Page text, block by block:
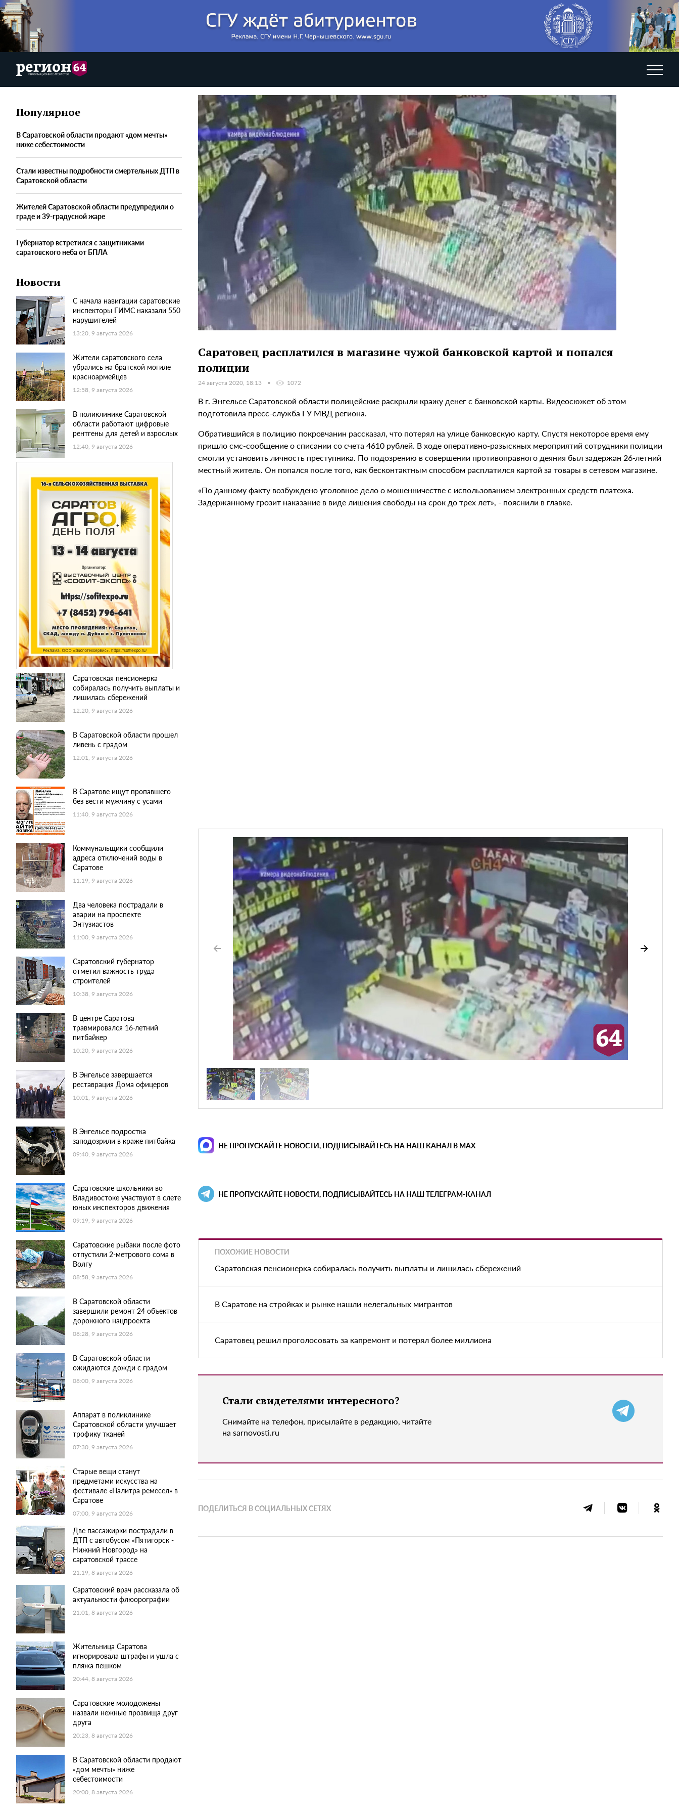
Популярное
В Саратовской области продают «дом мечты»
ниже себестоимости
Стали известны подробности смертельных ДТП в
Саратовской области
Жителей Саратовской области предупредили о
граде и 39-градусной жаре
Губернатор встретился с защитниками
саратовского неба от БПЛА
Новости
С начала навигации саратовские
инспекторы ГИМС наказали 550
нарушителей
13:20, 9 августа 2026
Жители саратовского села
убрались на братской могиле
красноармейцев
12:58, 9 августа 2026
В поликлинике Саратовской
области работают цифровые
рентгены для детей и взрослых
12:40, 9 августа 2026
Саратовская пенсионерка
собиралась получить выплаты и
лишилась сбережений
12:20, 9 августа 2026
В Саратовской области прошел
ливень с градом
12:01, 9 августа 2026
В Саратове ищут пропавшего
без вести мужчину с усами
11:40, 9 августа 2026
Коммунальщики сообщили
адреса отключений воды в
Саратове
11:19, 9 августа 2026
Два человека пострадали в
аварии на проспекте
Энтузиастов
11:00, 9 августа 2026
Саратовский губернатор
отметил важность труда
строителей
10:38, 9 августа 2026
В центре Саратова
травмировался 16-летний
питбайкер
10:20, 9 августа 2026
В Энгельсе завершается
реставрация Дома офицеров
10:01, 9 августа 2026
В Энгельсе подростка
заподозрили в краже питбайка
09:40, 9 августа 2026
Саратовские школьники во
Владивостоке участвуют в слете
юных инспекторов движения
09:19, 9 августа 2026
Саратовские рыбаки после фото
отпустили 2-метрового сома в
Волгу
08:58, 9 августа 2026
В Саратовской области
завершили ремонт 24 объектов
дорожного нацпроекта
08:28, 9 августа 2026
В Саратовской области
ожидаются дожди с градом
08:00, 9 августа 2026
Аппарат в поликлинике
Саратовской области улучшает
трофику тканей
07:30, 9 августа 2026
Старые вещи станут
предметами искусства на
фестивале «Палитра ремесел» в
Саратове
07:00, 9 августа 2026
Две пассажирки пострадали в
ДТП с автобусом «Пятигорск -
Нижний Новгород» на
саратовской трассе
21:19, 8 августа 2026
Саратовский врач рассказала об
актуальности флюорографии
21:01, 8 августа 2026
Жительница Саратова
игнорировала штрафы и ушла с
пляжа пешком
20:44, 8 августа 2026
Саратовские молодожены
назвали нежные прозвища друг
друга
20:23, 8 августа 2026
В Саратовской области продают
«дом мечты» ниже
себестоимости
20:00, 8 августа 2026
Саратовец расплатился в магазине чужой банковской картой и попался
полиции
24 августа 2020, 18:13 1072
В г. Энгельсе Саратовской области полицейские раскрыли кражу денег с банковской карты. Видеосюжет об этом
подготовила пресс-служба ГУ МВД региона.
Обратившийся в полицию покровчанин рассказал, что потерял на улице банковскую карту. Спустя некоторое время ему
пришло смс-сообщение о списании со счета 4610 рублей. В ходе оперативно-разыскных мероприятий сотрудники полиции
смогли установить личность преступника. По подозрению в совершении противоправного деяния был задержан 26-летний
местный житель. Он попался после того, как бесконтактным способом расплатился картой за товары в сетевом магазине.
«По данному факту возбуждено уголовное дело о мошенничестве с использованием электронных средств платежа.
Задержанному грозит наказание в виде лишения свободы на срок до трех лет», - пояснили в главке.
НЕ ПРОПУСКАЙТЕ НОВОСТИ, ПОДПИСЫВАЙТЕСЬ НА НАШ КАНАЛ В MAX
НЕ ПРОПУСКАЙТЕ НОВОСТИ, ПОДПИСЫВАЙТЕСЬ НА НАШ ТЕЛЕГРАМ-КАНАЛ
ПОХОЖИЕ НОВОСТИ
Саратовская пенсионерка собиралась получить выплаты и лишилась сбережений
В Саратове на стройках и рынке нашли нелегальных мигрантов
Саратовец решил проголосовать за капремонт и потерял более миллиона
Стали свидетелями интересного?
Снимайте на телефон, присылайте в редакцию, читайте
на sarnovosti.ru
ПОДЕЛИТЬСЯ В СОЦИАЛЬНЫХ СЕТЯХ